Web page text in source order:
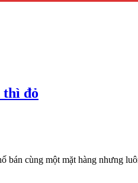
thì đỏ
bán cùng một mặt hàng nhưng